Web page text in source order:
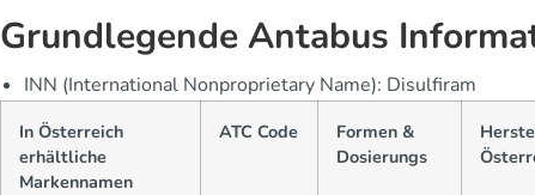
Grundlegende Antabus
INN (International Nonproprietary Name): Disulfiram
In Österreich
erhältliche
Markennamen
ATC Code
Formen &
Dosierungs